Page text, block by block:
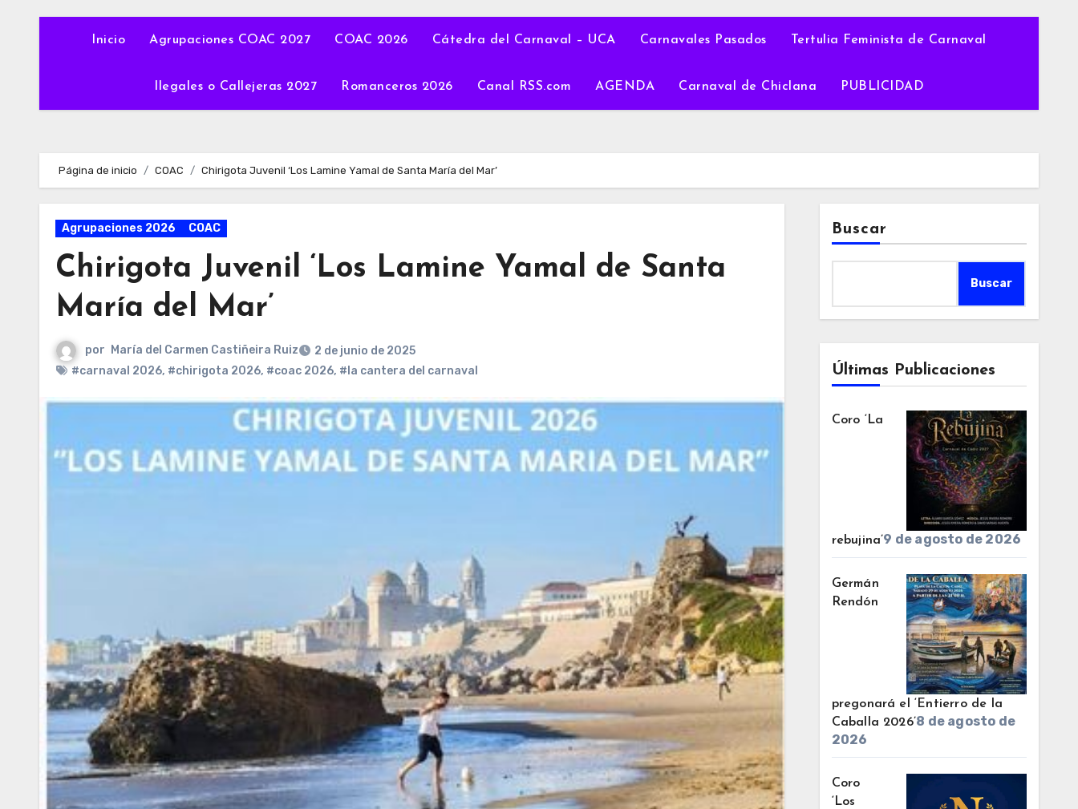
Inicio Agrupaciones COAC 2027 COAC 2026 Cátedra del Carnaval – UCA Carnavales Pasados Tertulia Feminista de Carnaval
Ilegales o Callejeras 2027 Romanceros 2026 Canal RSS.com AGENDA Carnaval de Chiclana PUBLICIDAD
Página de inicio COAC Chirigota Juvenil ‘Los Lamine Yamal de Santa María del Mar’
Agrupaciones 2026 COAC
Chirigota Juvenil ‘Los Lamine Yamal de Santa
María del Mar’
por María del Carmen Castiñeira Ruiz
2 de junio de 2025
#carnaval 2026, #chirigota 2026, #coac 2026, #la cantera del carnaval
Buscar
Buscar
Últimas Publicaciones
Coro ‘La
rebujina’9 de agosto de 2026
Germán
Rendón
pregonará el ‘Entierro de la
Caballa 2026’8 de agosto de
2026
Coro
‘Los